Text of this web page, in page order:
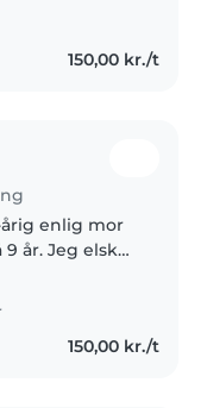
jeg at
løbeture. Jeg
omsorgsfuld..
150,00 kr./t
årig enlig mor
år. Jeg elsker
af babyer,
Jeg er
150,00 kr./t